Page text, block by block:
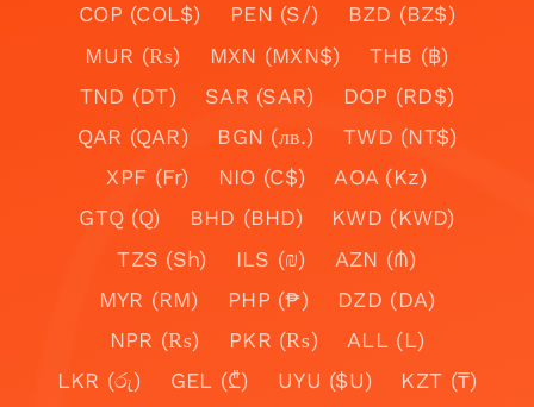
COP (COL$)
PEN (S/)
BZD (BZ$)
MUR (₨)
MXN (MXN$)
THB (฿)
TND (DT)
SAR (SAR)
DOP (RD$)
QAR (QAR)
BGN (лв.)
TWD (NT$)
XPF (Fr)
NIO (C$)
AOA (Kz)
GTQ (Q)
BHD (BHD)
KWD (KWD)
TZS (Sh)
ILS (₪)
AZN (₼)
MYR (RM)
PHP (₱)
DZD (DA)
NPR (₨)
PKR (₨)
ALL (L)
LKR (රු)
GEL (₾) UYU ($U)
KZT (₸)